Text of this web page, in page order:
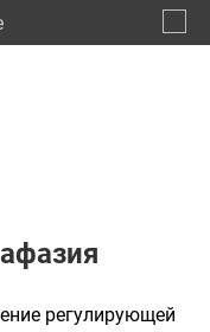
регулирующей